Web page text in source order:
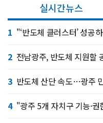
실시간뉴스
1 "‘반도체 클러스터’ 성
2 전남광주, 반도체 지원할
3 반도체 산단 속도…광주
4 "광주 5개 자치구 기능·